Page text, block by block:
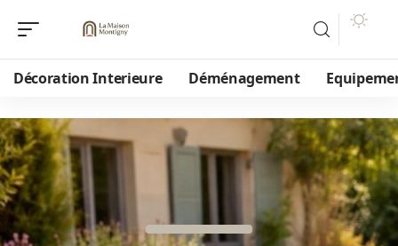
Décoration Interieure Déménagement